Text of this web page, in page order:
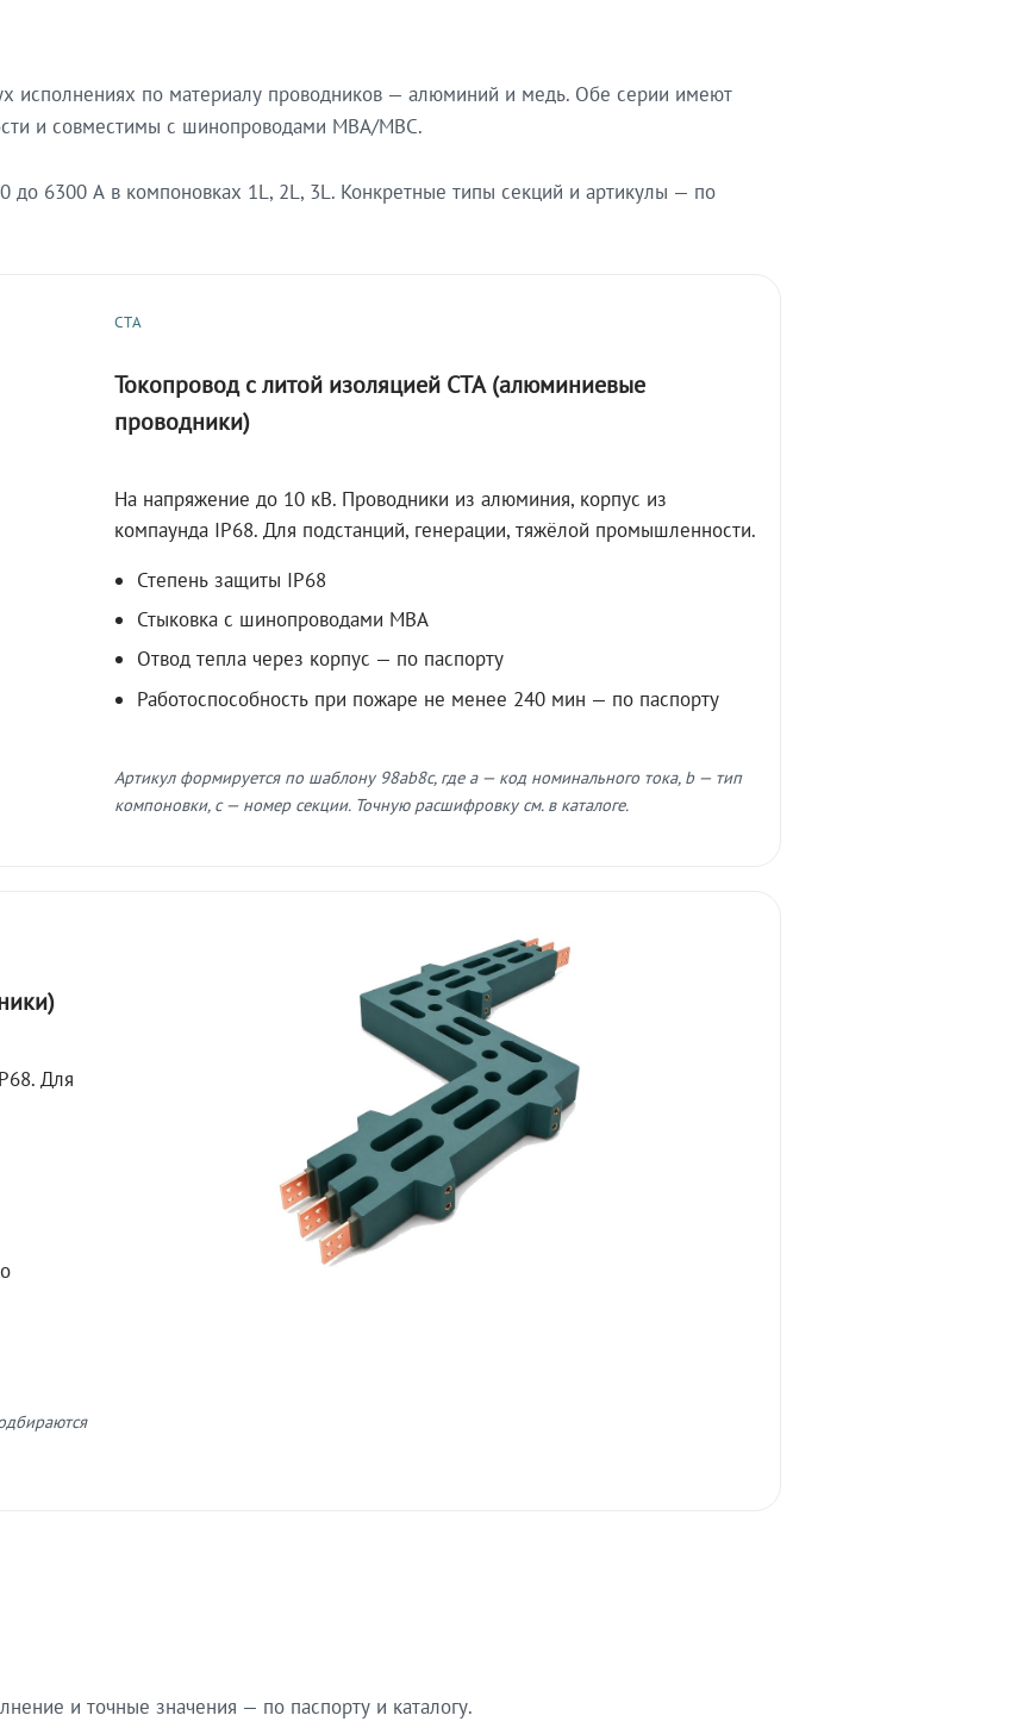
исполнениях по материалу проводников — алюминий и медь. Обе серии имеют
и совместимы с шинопроводами МВА/МВС.
6300 А в компоновках 1L, 2L, 3L. Конкретные типы секций и артикулы — по
СТА
Токопровод с литой изоляцией СТА (алюминиевые
проводники)
На напряжение до 10 кВ. Проводники из алюминия, корпус из
компаунда IP68. Для подстанций, генерации, тяжёлой промышленности.
Степень защиты IP68
Стыковка с шинопроводами МВА
Отвод тепла через корпус — по паспорту
Работоспособность при пожаре не менее 240 мин — по паспорту
Артикул формируется по шаблону 98ab8c, где a — код номинального тока, b — тип
компоновки, c — номер секции. Точную расшифровку см. в каталоге.
Для
и точные значения — по паспорту и каталогу.